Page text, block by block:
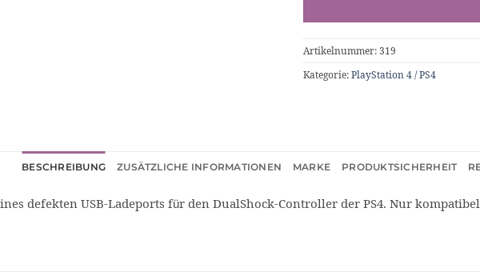
Artikelnummer: 319
Kategorie: PlayStation 4 / PS4
BESCHREIBUNG ZUSÄTZLICHE INFORMATIONEN MARKE PRODUKTSICHERHEIT
defekten USB-Ladeports für den DualShock-Controller der PS4. Nur